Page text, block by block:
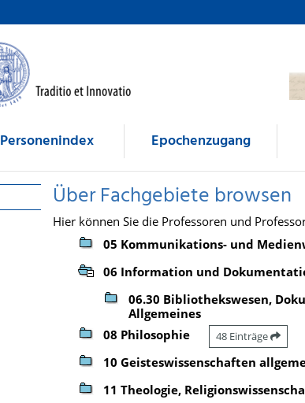
Personenindex Epochenzugang
Über Fachgebiete browsen
Hier können Sie die Professoren und
05 Kommunikations- und
06 Information und
06.30 Bibliothekswesen,
Allgemeines
08 Philosophie 48 Einträge
10 Geisteswissenschaften
11 Theologie,